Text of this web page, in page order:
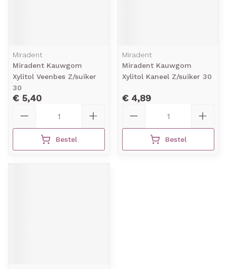
Miradent
Miradent Kauwgom
Xylitol Veenbes Z/suiker
30
€ 5,40
Bestel
Miradent
Miradent Kauwgom
Xylitol Kaneel Z/suiker 30
€ 4,89
Bestel